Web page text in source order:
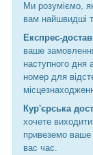
Ми розуміємо,
вам найшвидші
Експрес-
ваше
наступного дня
номер для
Кур'єрська
хочете
привеземо
вас час.